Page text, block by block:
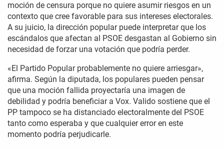
moción de censura porque no quiere asumir riesgos en un
contexto que cree favorable para sus intereses electorales.
A su juicio, la dirección popular puede interpretar que los
escándalos que afectan al PSOE desgastan al Gobierno sin
necesidad de forzar una votación que podría perder.
«El Partido Popular probablemente no quiere arriesgar»,
afirma. Según la diputada, los populares pueden pensar
que una moción fallida proyectaría una imagen de
debilidad y podría beneficiar a Vox. Valido sostiene que el
PP tampoco se ha distanciado electoralmente del PSOE
tanto como esperaba y que cualquier error en este
momento podría perjudicarle.